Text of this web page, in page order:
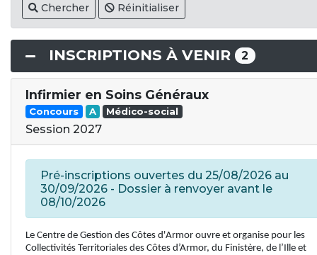
Chercher Réinitialiser
INSCRIPTIONS À VENIR 2
Infirmier en Soins Généraux
Concours A Médico-social
Session 2027
Pré-inscriptions ouvertes du 25/08/2026 au
30/09/2026 - Dossier à renvoyer avant le
08/10/2026
Le Centre de Gestion des Côtes d'Armor ouvre et organise pour les
Collectivités Territoriales des Côtes d’Armor, du Finistère, de l’Ille et